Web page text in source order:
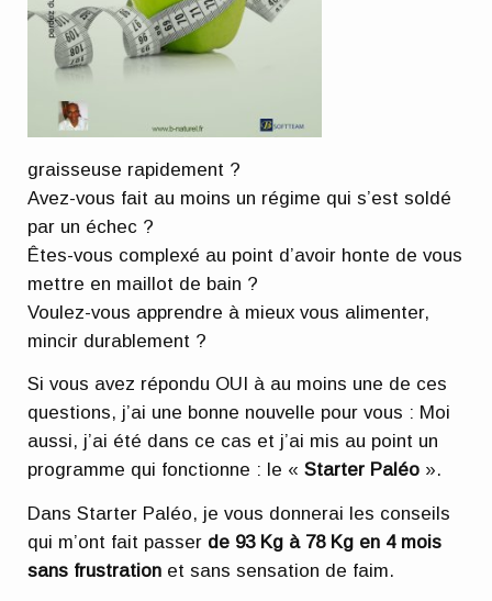
graisseuse rapidement ?
Avez-vous fait au moins un régime qui s’est soldé
par un échec ?
Êtes-vous complexé au point d’avoir honte de vous
mettre en maillot de bain ?
Voulez-vous apprendre à mieux vous alimenter,
mincir durablement ?
Si vous avez répondu OUI à au moins une de ces
questions, j’ai une bonne nouvelle pour vous : Moi
aussi, j’ai été dans ce cas et j’ai mis au point un
programme qui fonctionne : le «Starter Paléo ».
Dans Starter Paléo, je vous donnerai les conseils
qui m’ont fait passer de 93 Kg à 78 Kg en 4 mois
sans frustration et sans sensation de faim.